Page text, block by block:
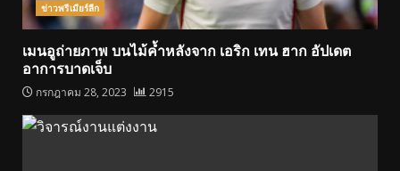
ข่าวพรีเมียร์ลีก
เมนอูถ่ายภาพ บนไม้ค้ำหลังจาก เอริก เทน ฮาก อัปเดต
อาการบาดเจ็บ
กรกฎาคม 28, 2023 2915